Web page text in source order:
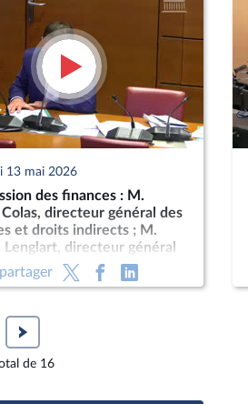
13 mai 2026
des finances : M.
directeur général des
et droits indirects ; M.
Lenglart, directeur général
partager
de 16